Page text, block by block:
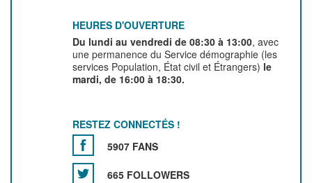
HEURES D'OUVERTURE
Du lundi au vendredi de 08:30 à 13:00, avec
une permanence du Service démographie (les
services Population, État civil et Étrangers) le
mardi, de 16:00 à 18:30.
RESTEZ CONNECTÉS !
5907 FANS
665 FOLLOWERS